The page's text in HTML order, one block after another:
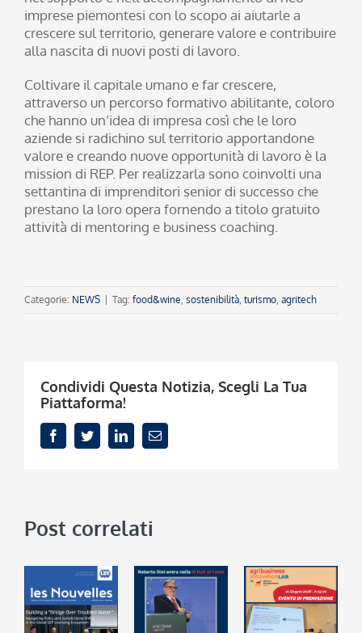
imprese piemontesi con lo scopo ai aiutarle a
crescere sul territorio, generare valore e contribuire
alla nascita di nuovi posti di lavoro.
Coltivare il capitale umano e far crescere,
attraverso un percorso formativo abilitante, coloro
che hanno un’idea di impresa così che le loro
aziende si radichino sul territorio apportandone
valore e creando nuove opportunità di lavoro è la
mission di REP. Per realizzarla sono coinvolti una
settantina di imprenditori senior di successo che
prestano la loro opera fornendo a titolo gratuito
attività di mentoring e business coaching.
Categorie: NEWS Tag: food&wine sostenibilità turismo agritech
Condividi Questa Notizia, Scegli La Tua
Piattaforma!
FacebookTwitterLinkedInEmail
Post correlati